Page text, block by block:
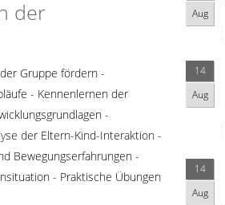
der
Gruppe fördern -
- Kennenlernen der
-
der Eltern-Kind-Interaktion -
Bewegungserfahrungen -
- Praktische Übungen
Aug
14
Aug
14
Aug